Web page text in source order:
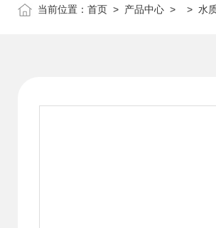
当前位置： 首页 > 产品中心 > > 水